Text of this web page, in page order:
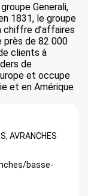
Generali,
1831, le groupe
chiffre d’affaires
près de 82 000
clients à
de
et occupe
et en Amérique
AVRANCHES
basse-